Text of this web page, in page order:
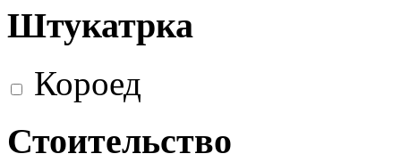
Штукатрка
Короед
Стоительство